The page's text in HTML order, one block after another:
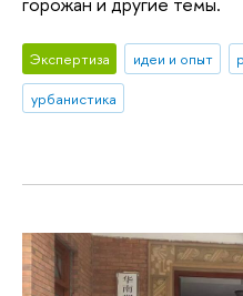
Экспертиза идеи и опыт
урбанистика